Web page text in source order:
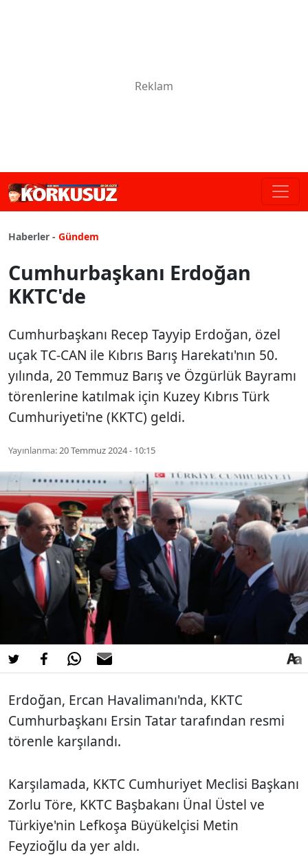
Haberler - Gündem
Cumhurbaşkanı Erdoğan
KKTC'de
Cumhurbaşkanı Recep Tayyip Erdoğan, özel
uçak TC-CAN ile Kıbrıs Barış Harekatı'nın 50.
yılında, 20 Temmuz Barış ve Özgürlük Bayramı
törenlerine katılmak için Kuzey Kıbrıs Türk
Cumhuriyeti'ne (KKTC) geldi.
Yayınlanma:20 Temmuz 2024 - 10:15
Erdoğan, Ercan Havalimanı'nda, KKTC
Cumhurbaşkanı Ersin Tatar tarafından resmi
törenle karşılandı.
Karşılamada, KKTC Cumhuriyet Meclisi Başkanı
Zorlu Töre, KKTC Başbakanı Ünal Üstel ve
Türkiye'nin Lefkoşa Büyükelçisi Metin
Feyzioğlu da yer aldı.